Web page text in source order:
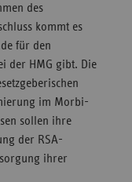
des
kommt es
für den
der HMG gibt. Die
im Morbi-
sollen ihre
der RSA-
ihrer